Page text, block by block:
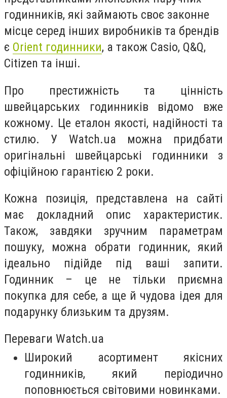
годинників, які займають своє законне
місце серед інших виробників та брендів
є Orient годинники, а також Casio, Q&Q,
Citizen та інші.
Про престижність та цінність
швейцарських годинників відомо вже
кожному. Це еталон якості, надійності та
стилю. У Watch.ua можна придбати
оригінальні швейцарські годинники з
офіційною гарантією 2 роки.
Кожна позиція, представлена на сайті
має докладний опис характеристик.
Також, завдяки зручним параметрам
пошуку, можна обрати годинник, який
ідеально підійде під ваші запити.
Годинник – це не тільки приємна
покупка для себе, а ще й чудова ідея для
подарунку близьким та друзям.
Переваги Watch.ua
Широкий асортимент якісних
годинників, який періодично
поповнюється світовими новинками.